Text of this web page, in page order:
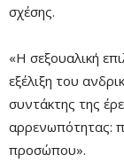
σχέσης.
«Η σεξουαλική
εξέλιξη του
συντάκτης της
αρρενωπότητας:
προσώπου».